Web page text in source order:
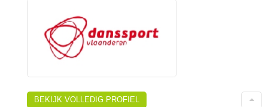
BEKIJK VOLLEDIG PROFIEL